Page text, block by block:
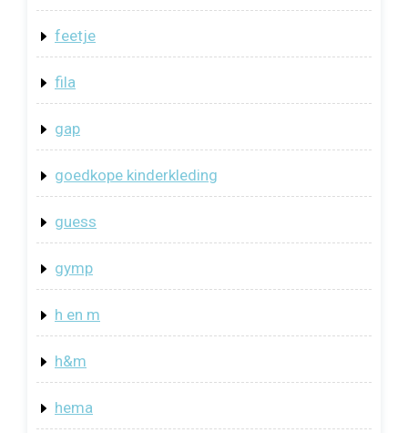
feetje
fila
gap
goedkope kinderkleding
guess
gymp
h en m
h&m
hema